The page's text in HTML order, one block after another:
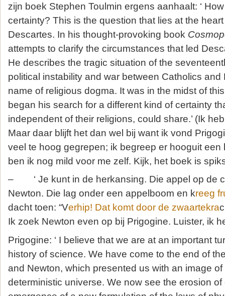
zijn boek Stephen Toulmin ergens aanhaalt: ‘
certainty? This is the question that lies at the
Descartes. In his thought-provoking book
attempts to clarify the circumstances that led
He describes the tragic situation of the
political instability and war between Catholics and
name of religious dogma. It was in the midst of
began his search for a different kind of certainty
independent of their religions, could share.’ (Ik
Maar daar blijft het dan wel bij want ik vond
veel te hoog gegrepen; ik begreep er hooguit een
ben ik nog mild voor me zelf. Kijk, het boek is
– ‘ Je kunt in de herkansing. Die appel op de
Newton. Die lag onder een appelboom en kreeg
dacht toen: “Verhip! Dat komt door de zwaartekra
Ik zoek Newton even op bij Prigogine. Luister, ik
Prigogine: ‘ I believe that we are at an important
history of science. We have come to the end of
and Newton, which presented us with an image
deterministic universe. We now see the erosion